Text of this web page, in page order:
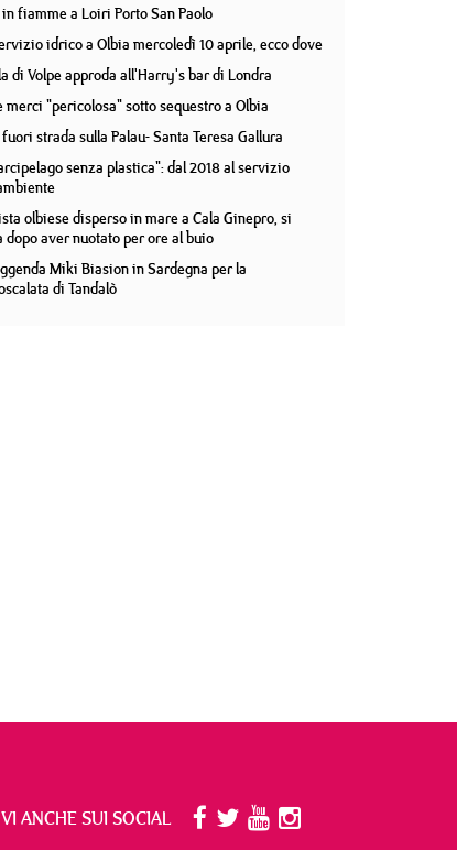
fiamme a Loiri Porto San Paolo
idrico a Olbia mercoledì 10 aprile, ecco dove
di Volpe approda all'Harry's bar di Londra
merci "pericolosa" sotto sequestro a Olbia
fuori strada sulla Palau- Santa Teresa Gallura
senza plastica": dal 2018 al servizio
olbiese disperso in mare a Cala Ginepro, si
dopo aver nuotato per ore al buio
Miki Biasion in Sardegna per la
di Tandalò
ANCHE SUI SOCIAL